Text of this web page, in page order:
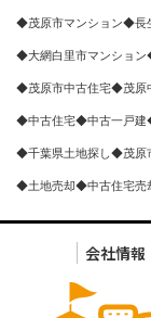
◆茂原市マンション◆長
◆大網白里市マンショ
◆茂原市中古住宅◆茂原
◆中古住宅◆中古一戸建
◆千葉県土地探し◆茂原
◆土地売却◆中古住宅売
会社情報